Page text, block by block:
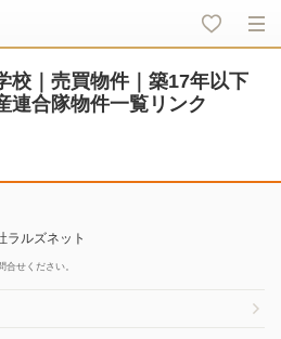
校｜売買物件｜築17年以下
連合隊物件一覧リンク
ラルズネット
せください。